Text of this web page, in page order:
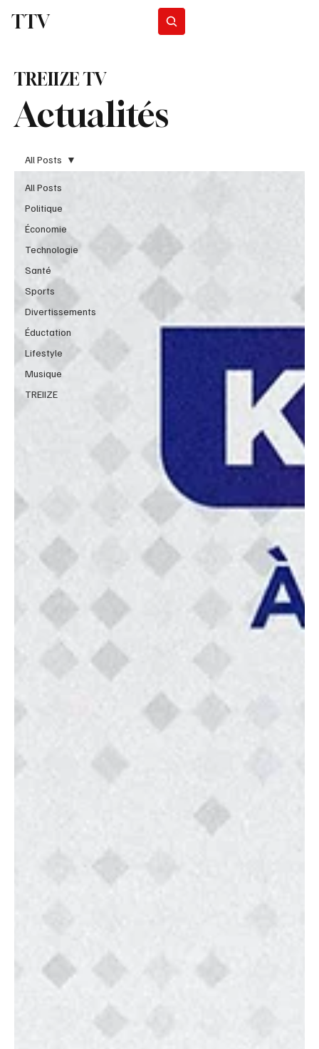
TTV
Actualités
TREIIZE TV
All Posts
Politique
Économie
Technologie
Santé
Sports
Divertissements
Éductation
Lifestyle
Musique
TREIIZE
All Posts